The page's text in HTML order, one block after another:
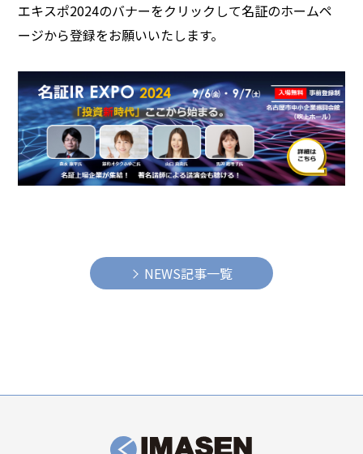
エキスポ2024のバナーをクリックして名証のホームペ
ージから登録をお願いいたします。
NEWS記事一覧